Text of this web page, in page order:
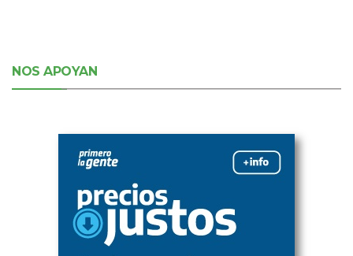
NOS APOYAN